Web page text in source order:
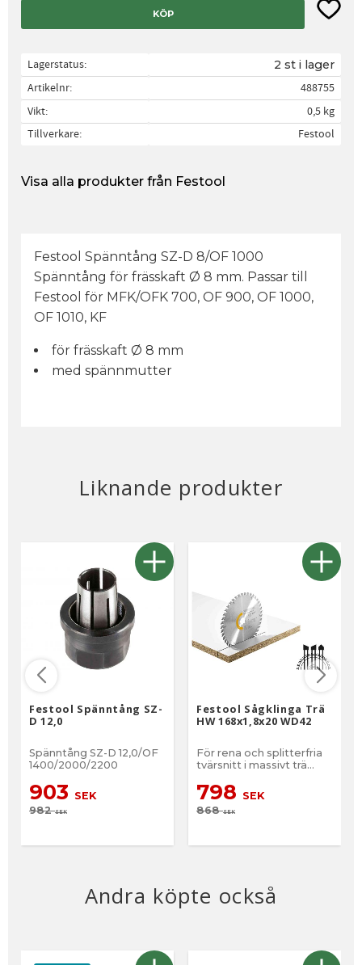
KÖP Lägg
Lagerstatus 2 st i lager
Artikelnr
488755
Vikt
0,5 kg
Tillverkare
Festool
Visa alla produkter från Festool
Festool Spänntång SZ-D 8/OF 1000
Spänntång för frässkaft Ø 8 mm. Passar till
Festool för MFK/OFK 700, OF 900, OF 1000,
OF 1010, KF
för frässkaft Ø 8 mm
med spännmutter
Liknande produkter
Festool Spänntång SZ-
D 12,0
Spänntång SZ-D 12,0/OF
1400/2000/2200
903 SEK
982SEK
Festool Sågklinga Trä
HW 168x1,8x20 WD42
För rena och splitterfria
tvärsnitt i massivt trä
fanerade skivor
798 SEK
868SEK
Andra köpte också